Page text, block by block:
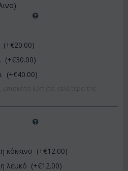
(+€20.00)
(+€30.00)
(+€40.00)
κόκκινο (+€12.00)
λευκό (+€12.00)